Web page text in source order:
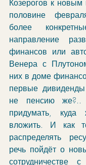
Козерогов к
половине
более
направление
финансов или
Венера с
них в доме
первые
не пенсию же?..
придумать, куда
вложить. И как
распределять
речь пойдёт о
сотрудничестве